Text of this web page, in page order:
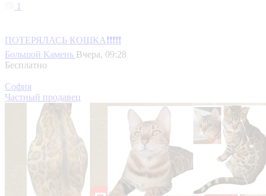
1
ПОТЕРЯЛАСЬ КОШКА❗❗❗❗❗
Большой Камень Вчера, 09:28
Бесплатно
София
Частный продавец